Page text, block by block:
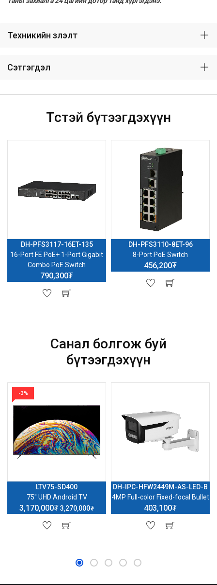
Техникийн үзүүлэлт
Сэтгэгдэл
Төстэй бүтээгдэхүүн
DH-PFS3117-16ET-135
16-Port FE PoE+ 1-Port Gigabit
Combo PoE Switch
790,300₮
DH-PFS3110-8ET-96
8-Port PoE Switch
456,200₮
Санал болгож буй
бүтээгдэхүүн
-3%
LTV75-SD400
75'' UHD Android TV
3,170,000₮3,270,000₮
DH-IPC-HFW2449M-AS-LED-B
4MP Full-color Fixed-focal Bullet
403,100₮